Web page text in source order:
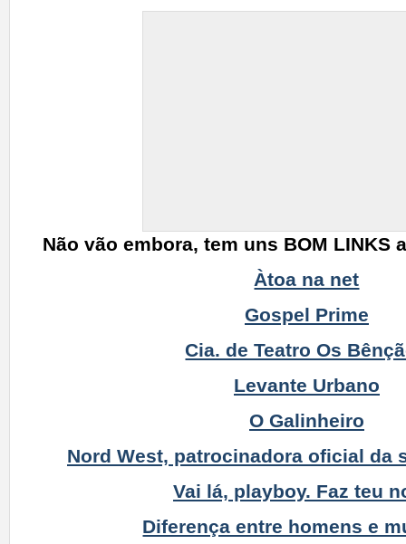
Não vão embora, tem uns BOM LINKS
Àtoa na net
Gospel Prime
Cia. de Teatro Os
Levante Urbano
O Galinheiro
Nord West, patrocinadora oficial da
Vai lá, playboy. Faz teu
Diferença entre homens e